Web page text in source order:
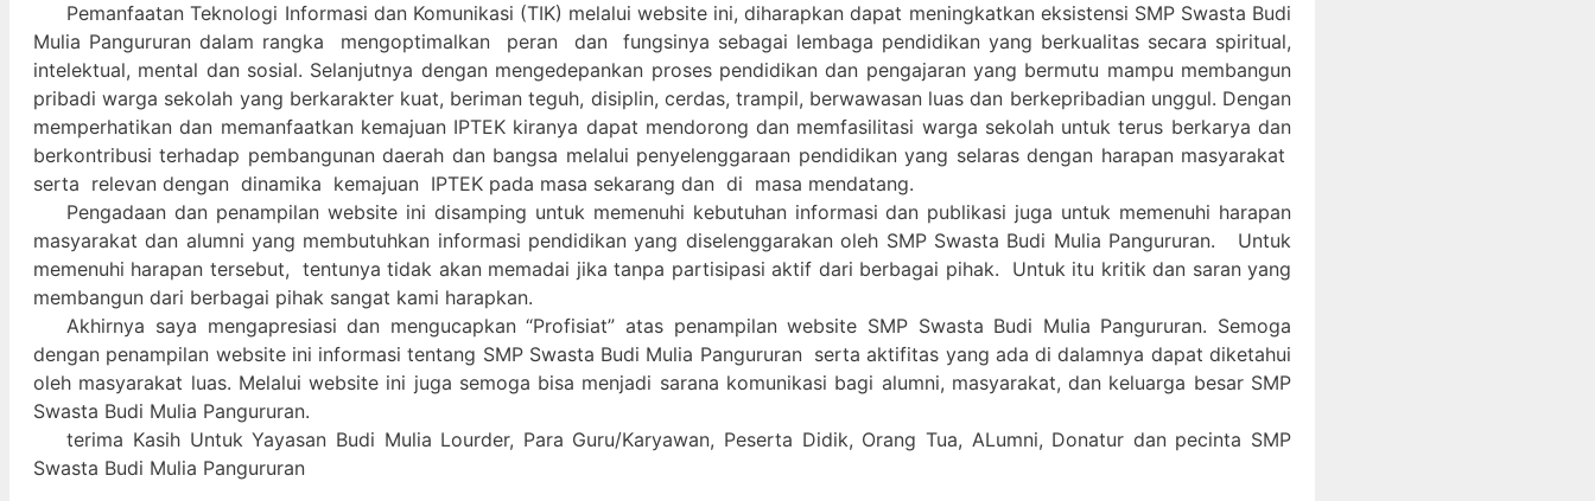
Pemanfaatan Teknologi Informasi dan Komunikasi (TIK) melalui website ini, diharapkan dapat meningkatkan eksistensi SMP Swasta Budi
Mulia Pangururan dalam rangka mengoptimalkan peran dan fungsinya sebagai lembaga pendidikan yang berkualitas secara spiritual,
intelektual, mental dan sosial. Selanjutnya dengan mengedepankan proses pendidikan dan pengajaran yang bermutu mampu membangun
pribadi warga sekolah yang berkarakter kuat, beriman teguh, disiplin, cerdas, trampil, berwawasan luas dan berkepribadian unggul. Dengan
memperhatikan dan memanfaatkan kemajuan IPTEK kiranya dapat mendorong dan memfasilitasi warga sekolah untuk terus berkarya dan
berkontribusi terhadap pembangunan daerah dan bangsa melalui penyelenggaraan pendidikan yang selaras dengan harapan masyarakat
serta relevan dengan dinamika kemajuan IPTEK pada masa sekarang dan di masa mendatang.
Pengadaan dan penampilan website ini disamping untuk memenuhi kebutuhan informasi dan publikasi juga untuk memenuhi harapan
masyarakat dan alumni yang membutuhkan informasi pendidikan yang diselenggarakan oleh SMP Swasta Budi Mulia Pangururan. Untuk
memenuhi harapan tersebut, tentunya tidak akan memadai jika tanpa partisipasi aktif dari berbagai pihak. Untuk itu kritik dan saran yang
membangun dari berbagai pihak sangat kami harapkan.
Akhirnya saya mengapresiasi dan mengucapkan “Profisiat” atas penampilan website SMP Swasta Budi Mulia Pangururan. Semoga
dengan penampilan website ini informasi tentang SMP Swasta Budi Mulia Pangururan serta aktifitas yang ada di dalamnya dapat diketahui
oleh masyarakat luas. Melalui website ini juga semoga bisa menjadi sarana komunikasi bagi alumni, masyarakat, dan keluarga besar SMP
Swasta Budi Mulia Pangururan.
terima Kasih Untuk Yayasan Budi Mulia Lourder, Para Guru/Karyawan, Peserta Didik, Orang Tua, ALumni, Donatur dan pecinta SMP
Swasta Budi Mulia Pangururan